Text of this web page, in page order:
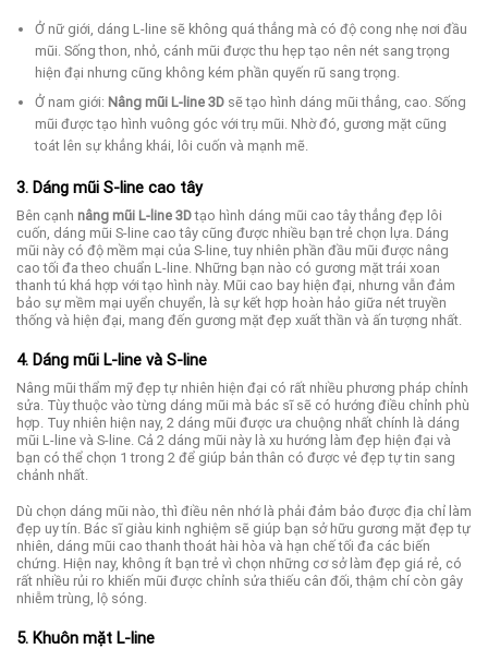
Ở nữ giới, dáng L-line sẽ không quá thẳng mà có độ cong nhẹ nơi đầu
mũi. Sống thon, nhỏ, cánh mũi được thu hẹp tạo nên nét sang trọng
hiện đại nhưng cũng không kém phần quyến rũ sang trọng.
Ở nam giới: Nâng mũi L-line 3Dsẽ tạo hình dáng mũi thẳng, cao. Sống
mũi được tạo hình vuông góc với trụ mũi. Nhờ đó, gương mặt cũng
toát lên sự khẳng khái, lôi cuốn và mạnh mẽ.
3. Dáng mũi S-line cao tây
Bên cạnh nâng mũi L-line 3Dtạo hình dáng mũi cao tây thẳng đẹp lôi
cuốn, dáng mũi S-line cao tây cũng được nhiều bạn trẻ chọn lựa. Dáng
mũi này có độ mềm mại của S-line, tuy nhiên phần đầu mũi được nâng
cao tối đa theo chuẩn L-line. Những bạn nào có gương mặt trái xoan
thanh tú khá hợp với tạo hình này. Mũi cao bay hiện đại, nhưng vẫn đảm
bảo sự mềm mại uyển chuyển, là sự kết hợp hoàn hảo giữa nét truyền
thống và hiện đại, mang đến gương mặt đẹp xuất thần và ấn tượng nhất.
4. Dáng mũi L-line và S-line
Nâng mũi thẩm mỹ đẹp tự nhiên hiện đại có rất nhiều phương pháp chỉnh
sửa. Tùy thuộc vào từng dáng mũi mà bác sĩ sẽ có hướng điều chỉnh phù
hợp. Tuy nhiên hiện nay, 2 dáng mũi được ưa chuộng nhất chính là dáng
mũi L-line và S-line. Cả 2 dáng mũi này là xu hướng làm đẹp hiện đại và
bạn có thể chọn 1 trong 2 để giúp bản thân có được vẻ đẹp tự tin sang
chảnh nhất.
Dù chọn dáng mũi nào, thì điều nên nhớ là phải đảm bảo được địa chỉ làm
đẹp uy tín. Bác sĩ giàu kinh nghiệm sẽ giúp bạn sở hữu gương mặt đẹp tự
nhiên, dáng mũi cao thanh thoát hài hòa và hạn chế tối đa các biến
chứng. Hiện nay, không ít bạn trẻ vì chọn những cơ sở làm đẹp giá rẻ, có
rất nhiều rủi ro khiến mũi được chỉnh sửa thiếu cân đối, thậm chí còn gây
nhiễm trùng, lộ sóng.
5. Khuôn mặt L-line